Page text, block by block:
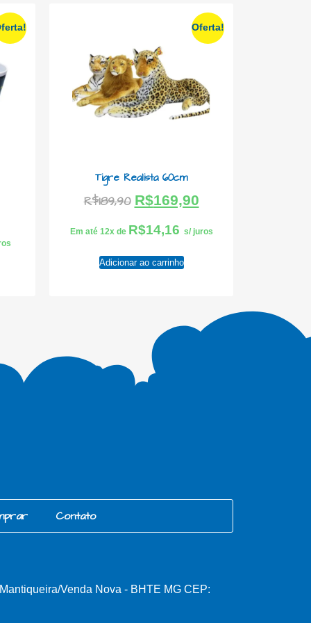
Oferta!
Tigre Realista 60cm
R$189,90 R$169,90
Em até 12x de R$14,16 s/ juros
Adicionar ao carrinho
Contato
Venda Nova - BHTE MG CEP: